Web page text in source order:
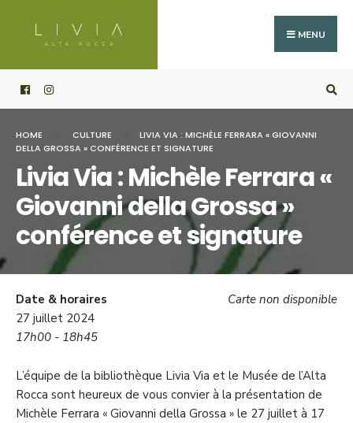
MENU
HOME CULTURE
LIVIA VIA : MICHÈLE FERRARA « GIOVANNI
DELLA GROSSA » CONFÉRENCE ET SIGNATURE
Livia Via : Michèle Ferrara «
Giovanni della Grossa »
conférence et signature
Carte non disponible
Date & horaires
27 juillet 2024
17h00 - 18h45
L’équipe de la bibliothèque Livia Via et le Musée de l’Alta
Rocca sont heureux de vous convier à la présentation de
Michèle Ferrara « Giovanni della Grossa » le 27 juillet à 17
for: